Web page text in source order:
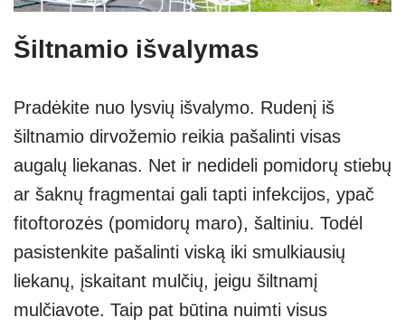
Šiltnamio išvalymas
Pradėkite nuo lysvių išvalymo. Rudenį iš
šiltnamio dirvožemio reikia pašalinti visas
augalų liekanas. Net ir nedideli pomidorų stiebų
ar šaknų fragmentai gali tapti infekcijos, ypač
fitoftorozės (pomidorų maro), šaltiniu. Todėl
pasistenkite pašalinti viską iki smulkiausių
liekanų, įskaitant mulčių, jeigu šiltnamį
mulčiavote. Taip pat būtina nuimti visus